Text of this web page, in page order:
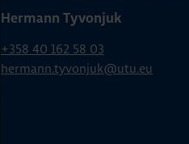
Hermann Tyvonjuk
+358 40 162 58 03
hermann.tyvonjuk@utu.eu